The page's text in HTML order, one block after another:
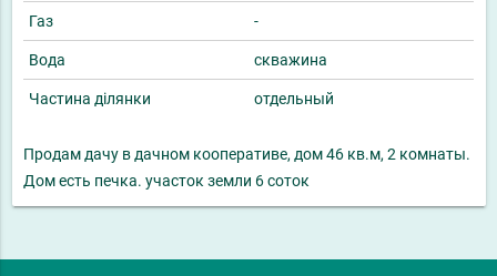
Газ -
Вода скважина
Частина ділянки отдельный
Продам дачу в дачном кооперативе, дом 46 кв.м, 2 комнаты.
Дом есть печка. участок земли 6 соток